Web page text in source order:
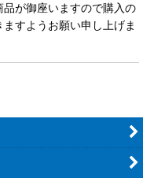
が御座いますので購入の
すようお願い申し上げま